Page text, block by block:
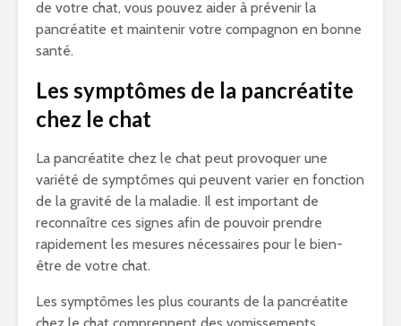
de votre chat, vous pouvez aider à prévenir la
pancréatite et maintenir votre compagnon en bonne
santé.
Les symptômes de la pancréatite
chez le chat
La pancréatite chez le chat peut provoquer une
variété de symptômes qui peuvent varier en fonction
de la gravité de la maladie. Il est important de
reconnaître ces signes afin de pouvoir prendre
rapidement les mesures nécessaires pour le bien-
être de votre chat.
Les symptômes les plus courants de la pancréatite